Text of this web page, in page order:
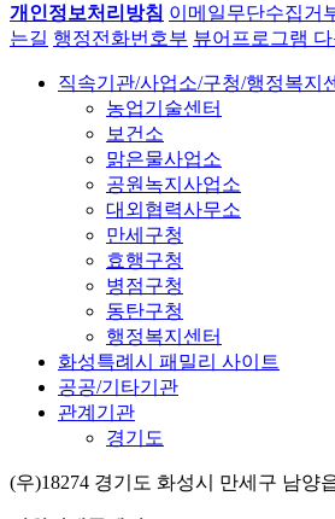
개인정보처리방침 이메일무단수집거
는길 행정전화번호부 뷰어프로그램
직속기관/사업소/구청/행정복지
농업기술센터
보건소
맑은물사업소
공원녹지사업소
대외협력사무소
만세구청
효행구청
병점구청
동탄구청
행정복지센터
화성특례시 패밀리 사이트
공공/기타기관
관계기관
경기도
(우)18274 경기도 화성시 만세구 남양